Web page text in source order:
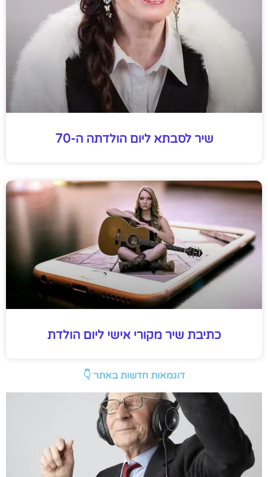
שיר לסבתא ליום הולדתה ה-70
כתיבת שיר מקורי אישי ליום הולדת
דוגמאות חדשות באתר 👇